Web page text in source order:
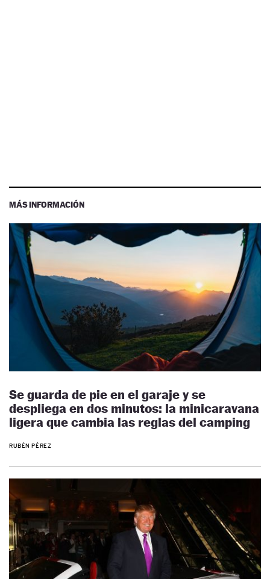
MÁS INFORMACIÓN
Se guarda de pie en el garaje y se
despliega en dos minutos: la minicaravana
ligera que cambia las reglas del camping
RUBÉN PÉREZ